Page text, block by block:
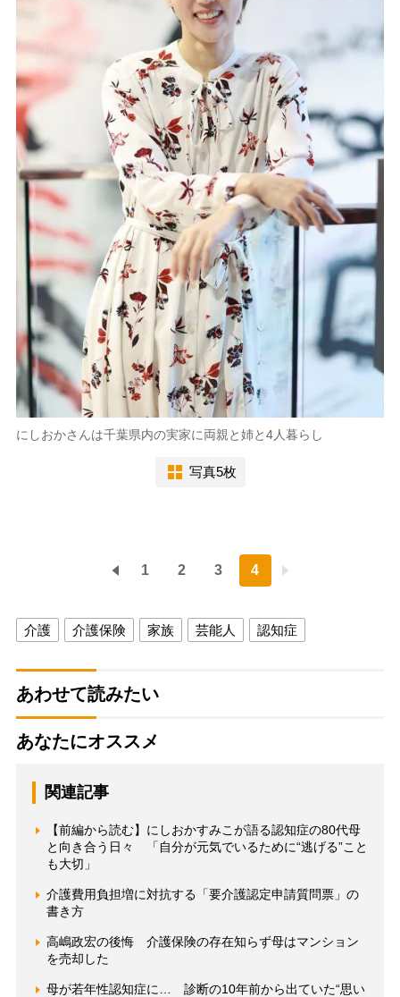
にしおかさんは千葉県内の実家に両親と姉と4人暮らし
写真5枚
1 2 3 4
介護 介護保険 家族 芸能人 認知症
あわせて読みたい
あなたにオススメ
関連記事
【前編から読む】にしおかすみこが語る認知症の80代母
と向き合う日々 「自分が元気でいるために“逃げる”こと
も大切」
介護費用負担増に対抗する「要介護認定申請質問票」の
書き方
高嶋政宏の後悔 介護保険の存在知らず母はマンション
を売却した
母が若年性認知症に… 診断の10年前から出ていた“思い